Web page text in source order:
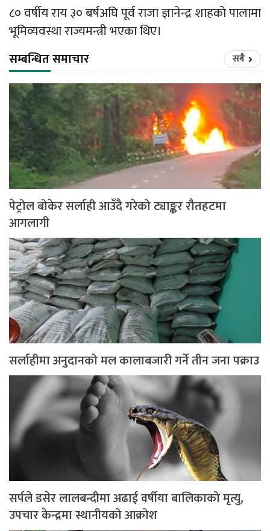
८० वर्षीय राय ३० बर्षअघि पूर्व राजा ज्ञानेन्द्र शाहकाे पालामा
भूमिव्यवस्था राज्यमन्त्री भएका थिए।
सम्बन्धित समाचार सबै
पेट्रोल बोकेर सर्लाही आउँदै गरेको ट्याङ्कर रौतहटमा
आगलागी
सर्लाहीमा अनुदानको मल कालाबजारी गर्ने तीन जना पक्राउ
सर्पले डसेर लालबन्दीमा अढाई वर्षीया बालिकाको मृत्यु,
उपचार केन्द्रमा स्थानीयको आक्रोश